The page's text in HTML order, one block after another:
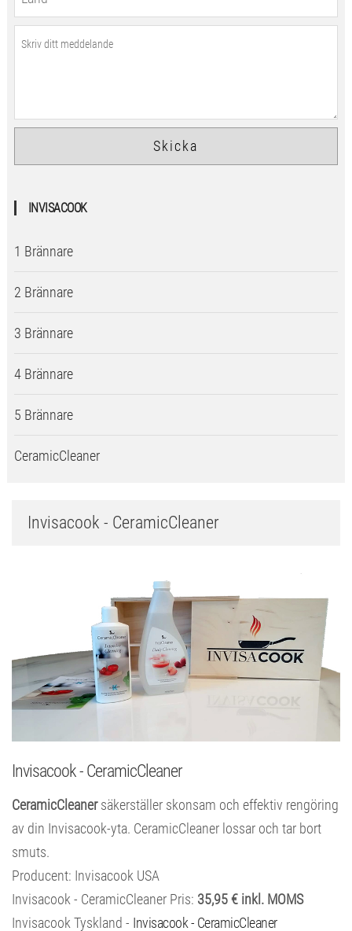
INVISACOOK
1 Brännare
2 Brännare
3 Brännare
4 Brännare
5 Brännare
CeramicCleaner
Invisacook - CeramicCleaner
Invisacook - CeramicCleaner
CeramicCleanersäkerställer skonsam och effektiv rengöring
av din Invisacook-yta. CeramicCleaner lossar och tar bort
smuts.
Producent: Invisacook USA
Invisacook - CeramicCleaner Pris: 35,95 € inkl. MOMS
Invisacook Tyskland - Invisacook - CeramicCleaner